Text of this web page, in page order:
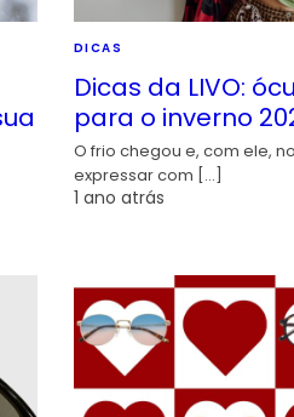
DICAS
Dicas da LIVO:
para o inverno
O frio chegou e, com ele,
expressar com […]
1 ano atrás